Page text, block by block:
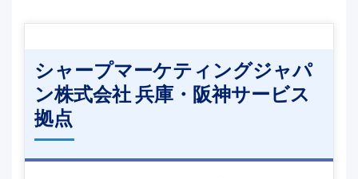
シャープマーケティングジャパ
ン株式会社 兵庫・阪神サービス
拠点